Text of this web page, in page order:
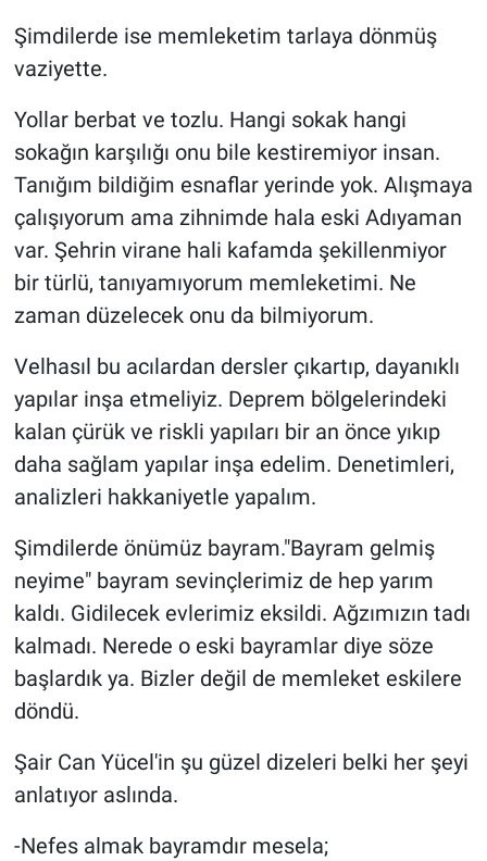
Şimdilerde ise memleketim tarlaya dönmüş
vaziyette.
Yollar berbat ve tozlu. Hangi sokak hangi
sokağın karşılığı onu bile kestiremiyor insan.
Tanığım bildiğim esnaflar yerinde yok. Alışmaya
çalışıyorum ama zihnimde hala eski Adıyaman
var. Şehrin virane hali kafamda şekillenmiyor
bir türlü, tanıyamıyorum memleketimi. Ne
zaman düzelecek onu da bilmiyorum.
Velhasıl bu acılardan dersler çıkartıp, dayanıklı
yapılar inşa etmeliyiz. Deprem bölgelerindeki
kalan çürük ve riskli yapıları bir an önce yıkıp
daha sağlam yapılar inşa edelim. Denetimleri,
analizleri hakkaniyetle yapalım.
Şimdilerde önümüz bayram."Bayram gelmiş
neyime" bayram sevinçlerimiz de hep yarım
kaldı. Gidilecek evlerimiz eksildi. Ağzımızın tadı
kalmadı. Nerede o eski bayramlar diye söze
başlardık ya. Bizler değil de memleket eskilere
döndü.
Şair Can Yücel'in şu güzel dizeleri belki her şeyi
anlatıyor aslında.
-Nefes almak bayramdır mesela;